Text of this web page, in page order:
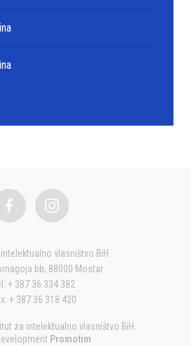
vlasništvo BiH
bb, 88000 Mostar
+ 387 36 334 382
+ 387 36 318 420
za intelektualno vlasništvo BiH.
Promotim